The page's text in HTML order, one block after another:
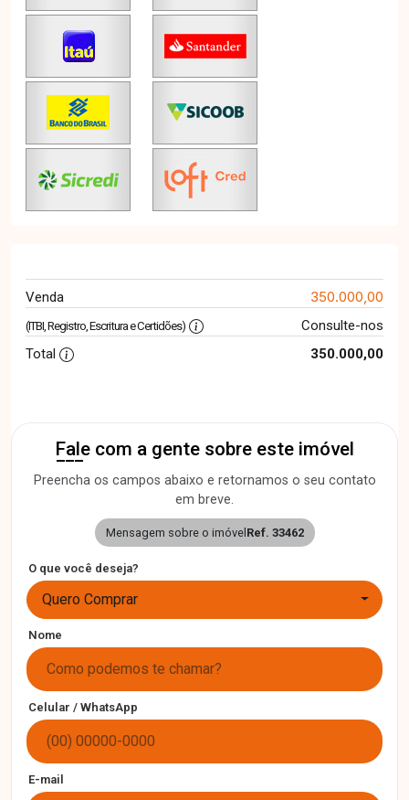
Venda 350.000,00
(ITBI, Registro, Escritura e Certidões)
Consulte-nos
Total
350.000,00
Fale com a gente sobre este imóvel
Preencha os campos abaixo e retornamos o seu contato
em breve.
Mensagem sobre o imóvelRef. 33462
O que você deseja?
Quero Comprar
Nome
Celular / WhatsApp
E-mail